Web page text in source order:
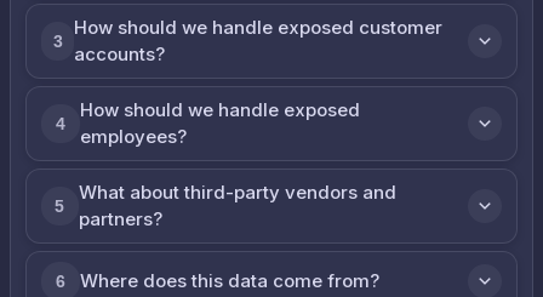
3
How should we handle exposed customer
accounts?
4
How should we handle exposed
employees?
5
What about third-party vendors and
partners?
6 Where does this data come from?